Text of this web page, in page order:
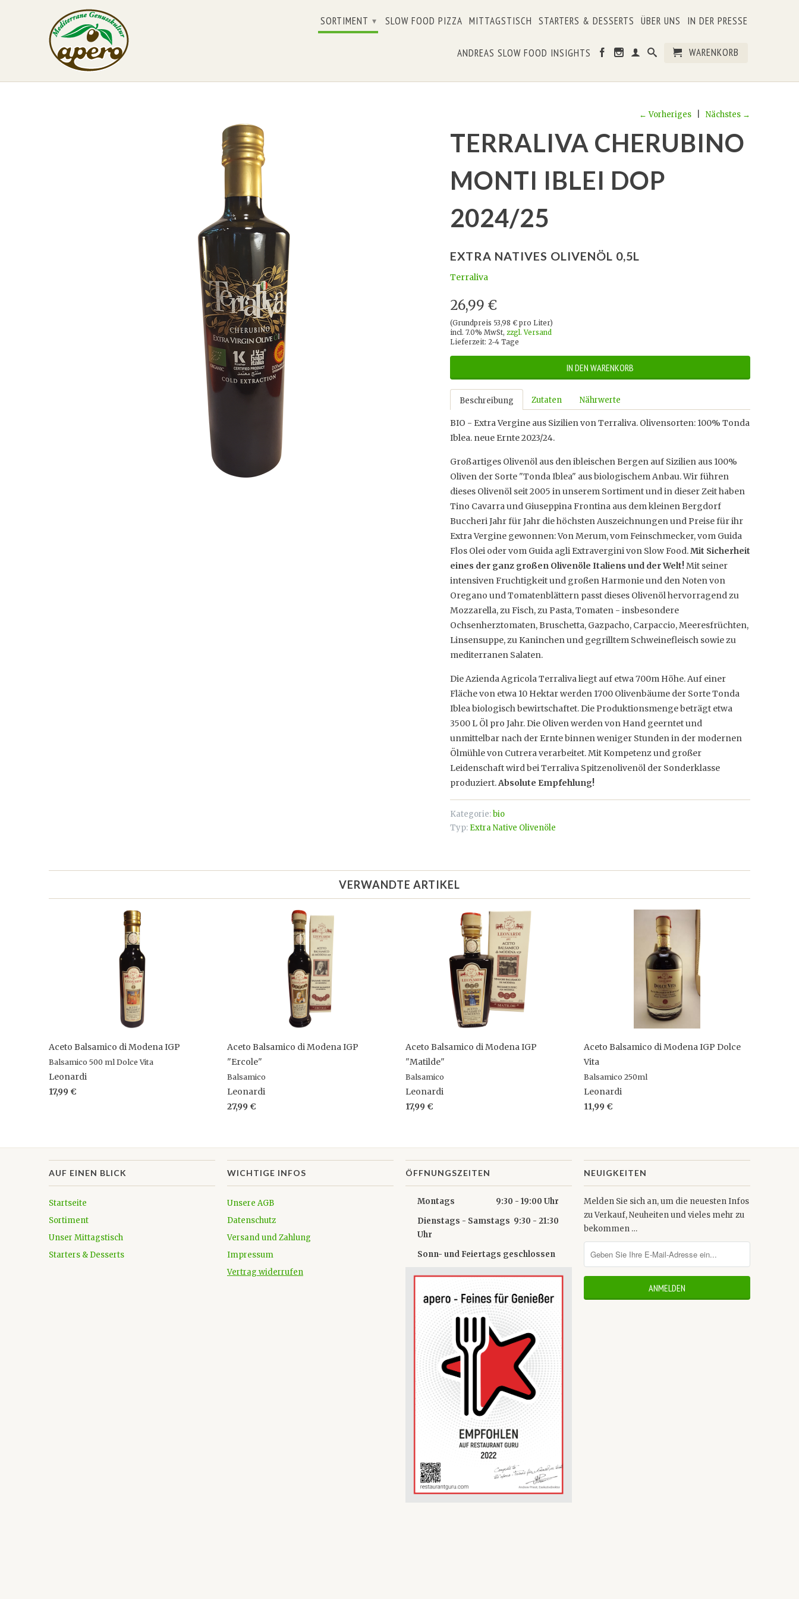
SORTIMENT ▾ SLOW FOOD PIZZA MITTAGSTISCH STARTERS & DESSERTS ÜBER UNS IN DER PRESSE
ANDREAS SLOW FOOD INSIGHTS WARENKORB
← Vorheriges Nächstes →
TERRALIVA CHERUBINO
MONTI IBLEI DOP
2024/25
EXTRA NATIVES OLIVENÖL 0,5L
Terraliva
26,99 €
(Grundpreis 53,98 € pro Liter)
incl. 7.0% MwSt, zzgl. Versand
Lieferzeit: 2-4 Tage
IN DEN WARENKORB
Beschreibung Zutaten Nährwerte
BIO - Extra Vergine aus Sizilien von Terraliva. Olivensorten: 100% Tonda
Iblea. neue Ernte 2023/24.
Großartiges Olivenöl aus den ibleischen Bergen auf Sizilien aus 100%
Oliven der Sorte "Tonda Iblea" aus biologischem Anbau. Wir führen
dieses Olivenöl seit 2005 in unserem Sortiment und in dieser Zeit haben
Tino Cavarra und Giuseppina Frontina aus dem kleinen Bergdorf
Buccheri Jahr für Jahr die höchsten Auszeichnungen und Preise für ihr
Extra Vergine gewonnen: Von Merum, vom Feinschmecker, vom Guida
Flos Olei oder vom Guida agli Extravergini von Slow Food.Mit Sicherheit
eines der ganz großen Olivenöle Italiens und der Welt!Mit seiner
intensiven Fruchtigkeit und großen Harmonie und den Noten von
Oregano und Tomatenblättern passt dieses Olivenöl hervorragend zu
Mozzarella, zu Fisch, zu Pasta, Tomaten - insbesondere
Ochsenherztomaten, Bruschetta, Gazpacho, Carpaccio, Meeresfrüchten,
Linsensuppe, zu Kaninchen und gegrilltem Schweinefleisch sowie zu
mediterranen Salaten.
Die Azienda Agricola Terraliva liegt auf etwa 700m Höhe. Auf einer
Fläche von etwa 10 Hektar werden 1700 Olivenbäume der Sorte Tonda
Iblea biologisch bewirtschaftet. Die Produktionsmenge beträgt etwa
3500 L Öl pro Jahr. Die Oliven werden von Hand geerntet und
unmittelbar nach der Ernte binnen weniger Stunden in der modernen
Ölmühle von Cutrera verarbeitet. Mit Kompetenz und großer
Leidenschaft wird bei Terraliva Spitzenolivenöl der Sonderklasse
produziert.Absolute Empfehlung!
Kategorie:bio
Typ: Extra Native Olivenöle
VERWANDTE ARTIKEL
Aceto Balsamico di Modena IGP
Balsamico 500 ml Dolce Vita
Leonardi
17,99 €
Aceto Balsamico di Modena IGP
"Ercole"
Balsamico
Leonardi
27,99 €
Aceto Balsamico di Modena IGP
"Matilde"
Balsamico
Leonardi
17,99 €
Aceto Balsamico di Modena IGP Dolce
Vita
Balsamico 250ml
Leonardi
11,99 €
AUF EINEN BLICK
Startseite
Sortiment
Unser Mittagstisch
Starters & Desserts
WICHTIGE INFOS
Unsere AGB
Datenschutz
Versand und Zahlung
Impressum
Vertrag widerrufen
ÖFFNUNGSZEITEN
Montags 9:30 - 19:00 Uhr
Dienstags - Samstags 9:30 - 21:30
Uhr
Sonn- und Feiertags geschlossen
NEUIGKEITEN
Melden Sie sich an, um die neuesten Infos
zu Verkauf, Neuheiten und vieles mehr zu
bekommen …